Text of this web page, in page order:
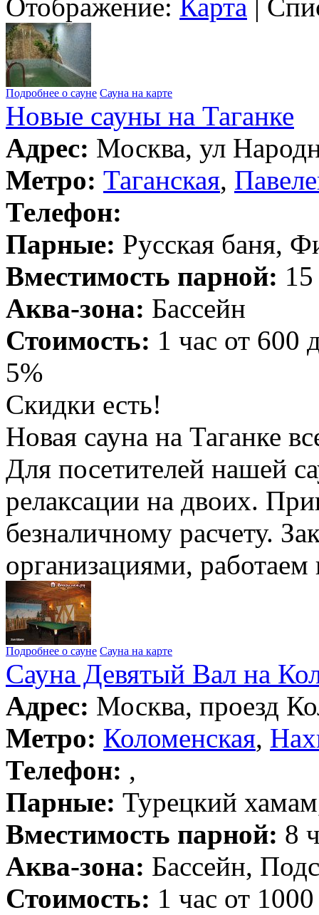
Отображение: Карта |
Подробнее о сауне Сауна на карте
Новые сауны на Таганке
Адрес: Москва, ул
Метро: Таганская,
Телефон:
Парные: Русская баня,
Вместимость парной:
Аква-зона: Бассейн
Стоимость: 1 час от 600
5%
Скидки есть!
Новая сауна на Таганке
Для посетителей нашей
релаксации на двоих.
безналичному расчету.
организациями,
Подробнее о сауне Сауна на карте
Сауна Девятый Вал на
Адрес: Москва, проезд
Метро: Коломенская,
Телефон: ,
Парные: Турецкий
Вместимость парной: 8
Аква-зона: Бассейн,
Стоимость: 1 час от